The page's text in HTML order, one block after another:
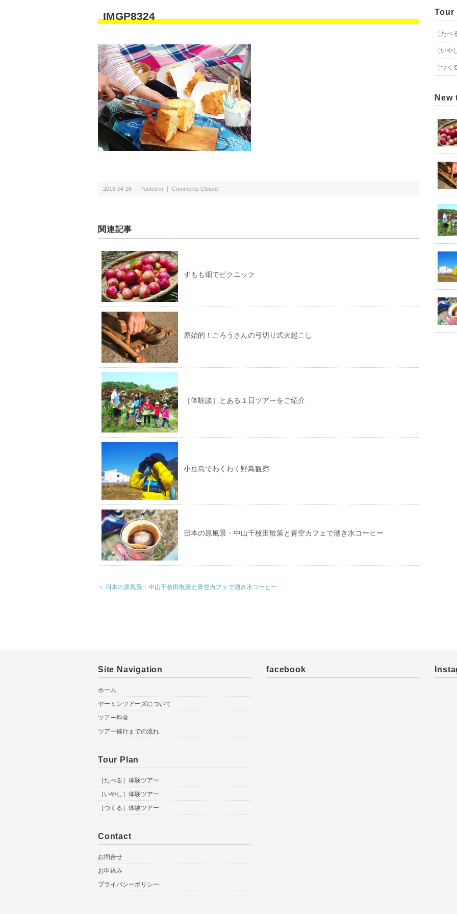
IMGP8324
2018-04-26 ｜ Posted in ｜ Comments Closed
関連記事
すもも畑でピクニック
原始的！ごろうさんの弓切り式火起こし
［体験談］とある１日ツアーをご紹介
小豆島でわくわく野鳥観察
日本の原風景・中山千枚田散策と青空カフェで湧き水コーヒー
＜ 日本の原風景・中山千枚田散策と青空カフェで湧き水コーヒー
Tour
［たべ
［いや
［つく
New
Site Navigation
ホーム
ヤーミンツアーズについて
ツアー料金
ツアー催行までの流れ
Tour Plan
［たべる］体験ツアー
［いやし］体験ツアー
［つくる］体験ツアー
Contact
お問合せ
お申込み
プライバシーポリシー
facebook